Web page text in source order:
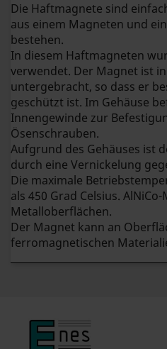
Die Haftmagnete sind
aus einem Magneten und
bestehen.
In diesem Haftmagneten
verwendet. Der Magnet ist
untergebracht, so dass er
geschützt ist. Im Gehäuse
Innengewinde zur
Ösenschrauben.
Aufgrund des Gehäuses ist
durch eine Vernickelung
Die maximale
als 450 Grad Celsius.
Metalloberflächen.
Der Magnet kann an
ferromagnetischen